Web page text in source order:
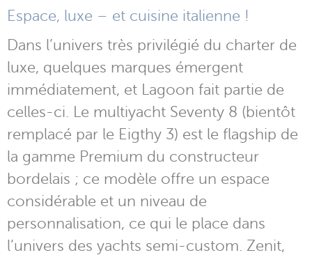
Espace, luxe – et cuisine italienne !
Dans l’univers très privilégié du charter de
luxe, quelques marques émergent
immédiatement, et Lagoon fait partie de
celles-ci. Le multiyacht Seventy 8 (bientôt
remplacé par le Eigthy 3) est le flagship de
la gamme Premium du constructeur
bordelais ; ce modèle offre un espace
considérable et un niveau de
personnalisation, ce qui le place dans
l’univers des yachts semi-custom. Zenit,